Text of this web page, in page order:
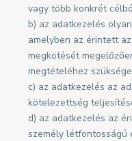
vagy több konkrét
b) az adatkezelés
amelyben az érintett
megkötését
megtételéhez
c) az adatkezelés az
kötelezettség
d) az adatkezelés az
személy létfontosságú